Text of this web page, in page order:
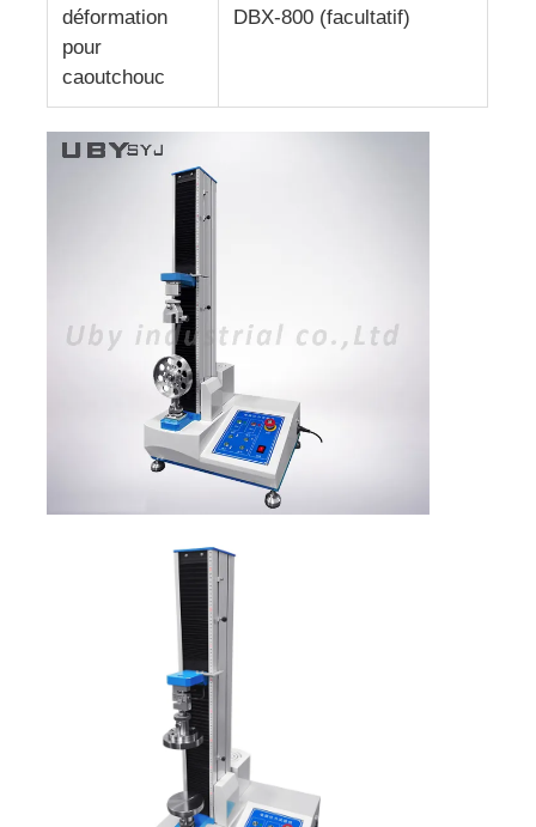
déformation
pour
caoutchouc
DBX-800 (facultatif)